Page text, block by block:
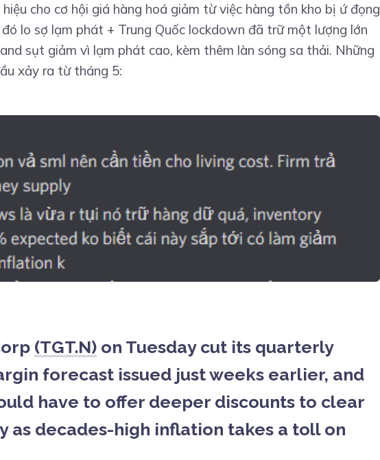
cho cơ hội giá hàng hoá giảm từ việc hàng tồn kho bị ứ đọng
lo sợ lạm phát + Trung Quốc lockdown đã trữ một lượng lớn
sụt giảm vì lạm phát cao, kèm thêm làn sóng sa thải. Những
xảy ra từ tháng 5:
(TGT.N) on Tuesday cut its quarterly
forecast issued just weeks earlier, and
have to offer deeper discounts to clear
as decades-high inflation takes a toll on